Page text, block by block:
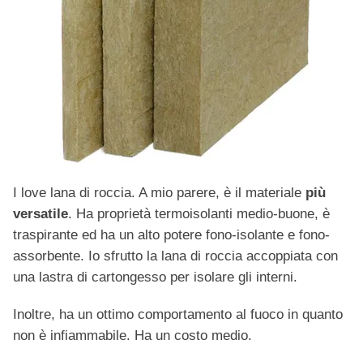
I love lana di roccia. A mio parere, è il materiale più
versatile. Ha proprietà termoisolanti medio-buone, è
traspirante ed ha un alto potere fono-isolante e fono-
assorbente. Io sfrutto la lana di roccia accoppiata con
una lastra di cartongesso per isolare gli interni.
Inoltre, ha un ottimo comportamento al fuoco in quanto
non è infiammabile. Ha un costo medio.